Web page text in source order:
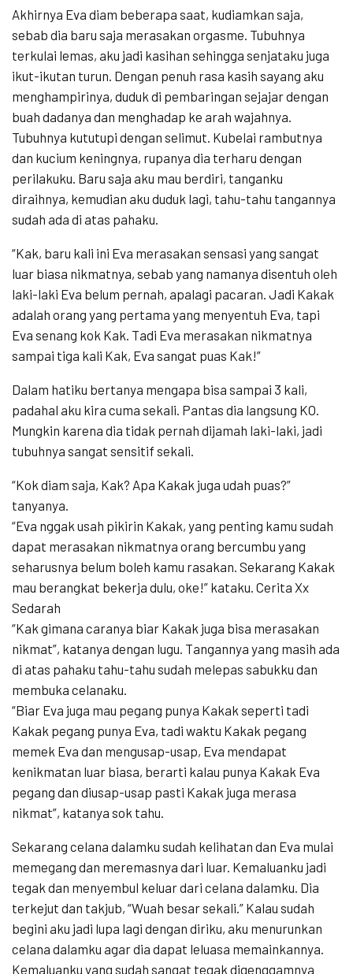
Akhirnya Eva diam beberapa saat, kudiamkan saja,
sebab dia baru saja merasakan orgasme. Tubuhnya
terkulai lemas, aku jadi kasihan sehingga senjataku juga
ikut-ikutan turun. Dengan penuh rasa kasih sayang aku
menghampirinya, duduk di pembaringan sejajar dengan
buah dadanya dan menghadap ke arah wajahnya.
Tubuhnya kututupi dengan selimut. Kubelai rambutnya
dan kucium keningnya, rupanya dia terharu dengan
perilakuku. Baru saja aku mau berdiri, tanganku
diraihnya, kemudian aku duduk lagi, tahu-tahu tangannya
sudah ada di atas pahaku.
“Kak, baru kali ini Eva merasakan sensasi yang sangat
luar biasa nikmatnya, sebab yang namanya disentuh oleh
laki-laki Eva belum pernah, apalagi pacaran. Jadi Kakak
adalah orang yang pertama yang menyentuh Eva, tapi
Eva senang kok Kak. Tadi Eva merasakan nikmatnya
sampai tiga kali Kak, Eva sangat puas Kak!”
Dalam hatiku bertanya mengapa bisa sampai 3 kali,
padahal aku kira cuma sekali. Pantas dia langsung KO.
Mungkin karena dia tidak pernah dijamah laki-laki, jadi
tubuhnya sangat sensitif sekali.
“Kok diam saja, Kak? Apa Kakak juga udah puas?”
tanyanya.
“Eva nggak usah pikirin Kakak, yang penting kamu sudah
dapat merasakan nikmatnya orang bercumbu yang
seharusnya belum boleh kamu rasakan. Sekarang Kakak
mau berangkat bekerja dulu, oke!” kataku. Cerita Xx
Sedarah
“Kak gimana caranya biar Kakak juga bisa merasakan
nikmat”, katanya dengan lugu. Tangannya yang masih ada
di atas pahaku tahu-tahu sudah melepas sabukku dan
membuka celanaku.
“Biar Eva juga mau pegang punya Kakak seperti tadi
Kakak pegang punya Eva, tadi waktu Kakak pegang
memek Eva dan mengusap-usap, Eva mendapat
kenikmatan luar biasa, berarti kalau punya Kakak Eva
pegang dan diusap-usap pasti Kakak juga merasa
nikmat”, katanya sok tahu.
Sekarang celana dalamku sudah kelihatan dan Eva mulai
memegang dan meremasnya dari luar. Kemaluanku jadi
tegak dan menyembul keluar dari celana dalamku. Dia
terkejut dan takjub, “Wuah besar sekali.” Kalau sudah
begini aku jadi lupa lagi dengan diriku, aku menurunkan
celana dalamku agar dia dapat leluasa memainkannya.
Kemaluanku yang sudah sangat tegak digenggamnya